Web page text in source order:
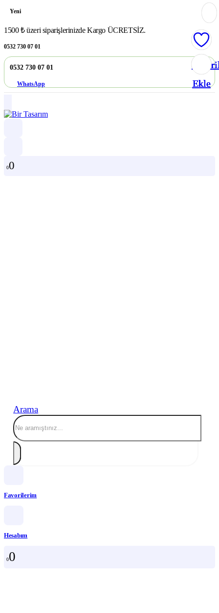
Yeni
1500 ₺ üzeri siparişlerinizde Kargo ÜCRETSİZ.
0532 730 07 01
0532 730 07 01
WhatsApp
00
Arama
Favorilerim
Hesabım
00
Ekle
Ekle
Ekle
Ekle
Ekle